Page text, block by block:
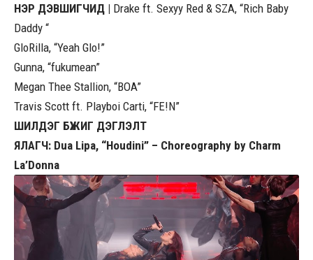
НЭР ДЭВШИГЧИД | Drake ft. Sexyy Red & SZA, “Rich Baby
Daddy “
GloRilla, “Yeah Glo!”
Gunna, “fukumean”
Megan Thee Stallion, “BOA”
Travis Scott ft. Playboi Carti, “FE!N”
ШИЛДЭГ БҮЖИГ ДЭГЛЭЛТ
ЯЛАГЧ: Dua Lipa, “Houdini” – Choreography by Charm
La’Donna